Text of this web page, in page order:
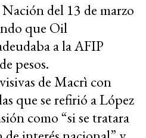
del 13 de marzo
que Oil
a la AFIP
pesos.
de Macrì con
que se refirió a López
como “si se tratara